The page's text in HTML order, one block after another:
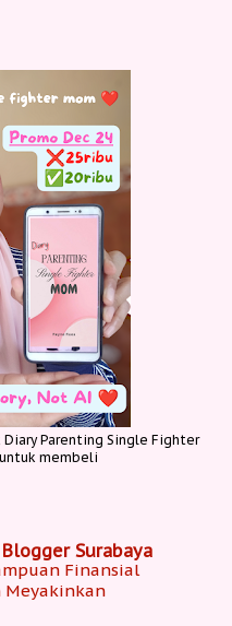
Parenting Single Fighter
membeli
Surabaya
Finansial
Meyakinkan